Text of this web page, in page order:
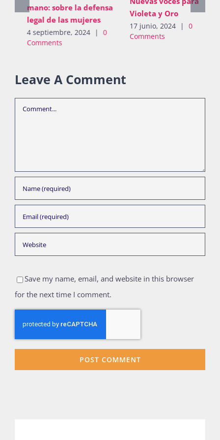
mano: sobre la defensa
legal de las mujeres
4 septiembre, 2024 |
Comments
Violeta y Oro
17 junio, 2024 |
Comments
Leave A Comment
Comment
Save my name, email, and website in this browser
for the next time I comment.